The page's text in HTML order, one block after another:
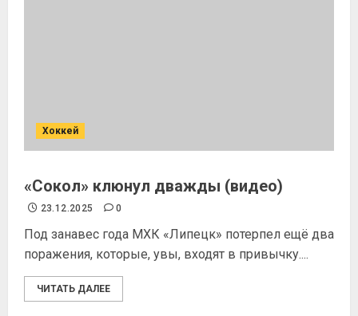
Хоккей
«Сокол» клюнул дважды (видео)
23.12.2025 0
Под занавес года МХК «Липецк» потерпел ещё два
поражения, которые, увы, входят в привычку....
ЧИТАТЬ ДАЛЕЕ